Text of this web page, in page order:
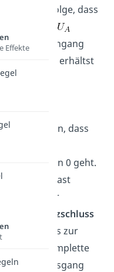
hat zur Folge, dass
am Eingang
an, so erhältst
so verstehen, dass
gegen 0 geht.
Strom also fast
Der
Kurzschluss
werden, was zur
fast die komplette
am Ausgang
Effekte